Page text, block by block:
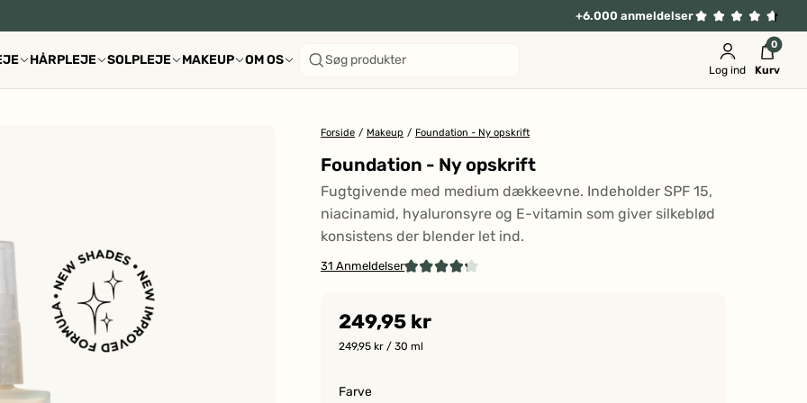
+6.000 anmeldelser
HÅRPLEJE SOLPLEJE MAKEUP OM OS Søg produkter
Log ind
0
Kurv
Forside / Makeup / Foundation - Ny opskrift
Foundation - Ny opskrift
Fugtgivende med medium dækkeevne. Indeholder SPF 15,
niacinamid, hyaluronsyre og E-vitamin som giver silkeblød
konsistens der blender let ind.
Vurderet
af
stjerner
31 Anmeldelser
249,95 kr
249,95 kr / 30 ml
Farve